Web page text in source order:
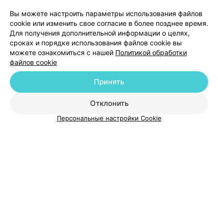
Добавить компанию
Вы можете настроить параметры использования файлов
cookie или изменить свое согласие в более позднее время.
Для получения дополнительной информации о целях,
сроках и порядке использования файлов cookie вы
можете ознакомиться с нашей Политикой обработки
файлов cookie
Отклонить
Принять
Персональные настройки Cookie